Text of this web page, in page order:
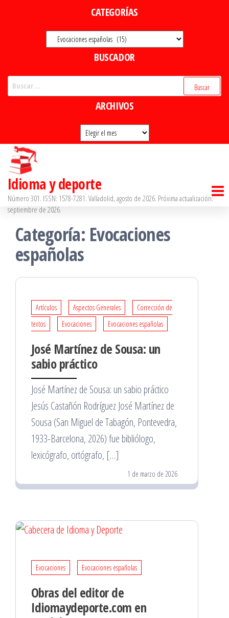
CATEGORÍAS
Categorías
BUSCADOR
ARCHIVOS
Archivos
Idioma y deporte
Número 301. ISSN: 1578-7281. Valladolid, agosto de 2026. Próxima actualización:
septiembre de 2026.
Categoría: Evocaciones
españolas
Artículos Aspectos Generales
Corrección de
textos
Evocaciones Evocaciones españolas
José Martínez de Sousa: un
sabio práctico
José Martínez de Sousa: un sabio práctico
Jesús Castañón Rodríguez José Martínez de
Sousa (San Miguel de Tabagón, Pontevedra,
1933-Barcelona, 2026) fue bibliólogo,
lexicógrafo, ortógrafo, […]
1 de marzo de 2026
Evocaciones Evocaciones españolas
Obras del editor de
Idiomaydeporte.com en